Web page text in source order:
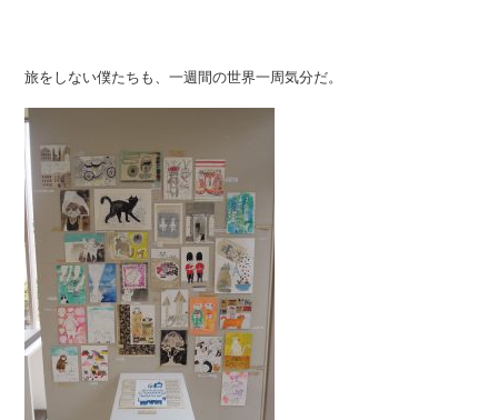
旅をしない僕たちも、一週間の世界一周気分だ。